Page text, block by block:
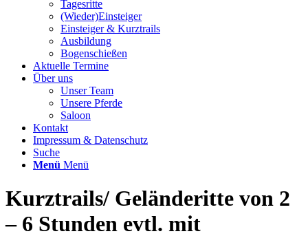
Tagesritte
(Wieder)Einsteiger
Einsteiger & Kurztrails
Ausbildung
Bogenschießen
Aktuelle Termine
Über uns
Unser Team
Unsere Pferde
Saloon
Kontakt
Impressum & Datenschutz
Suche
Menü Menü
Kurztrails/ Geländeritte von 2
– 6 Stunden evtl. mit